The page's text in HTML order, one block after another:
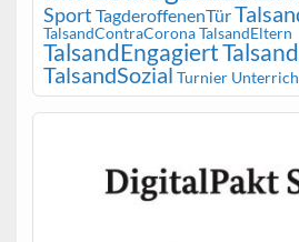
Sport TagderoffenenTür
TalsandContraCoronaTalsandEltern
TalsandEngagiert
TalsandSozial Turnier